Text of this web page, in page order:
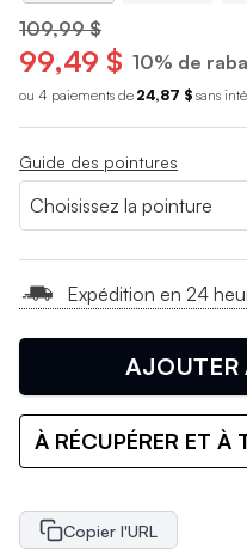
109,99 $
99,49 $ 10% de
ou 4 paiements de 24,87 $ sans inté
Guide des pointures
Expédition en 24
AJOUTER
À RÉCUPÉRER ET À
Copier l'URL